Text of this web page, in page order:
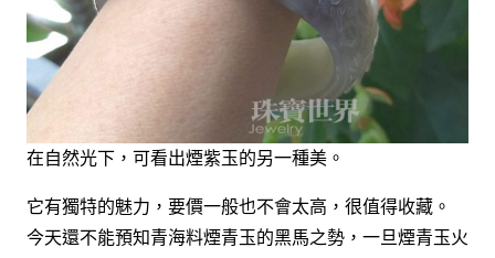
在自然光下，可看出煙紫玉的另一種美。
它有獨特的魅力，要價一般也不會太高，很值得收藏。
今天還不能預知青海料煙青玉的黑馬之勢，一旦煙青玉火